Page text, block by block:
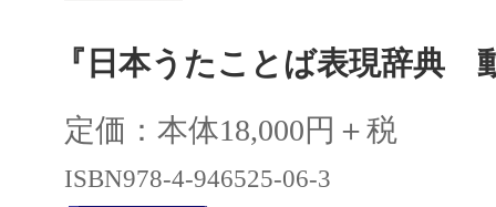
『日本うたことば表現辞典
定価：本体18,000円＋税
ISBN978-4-946525-06-3